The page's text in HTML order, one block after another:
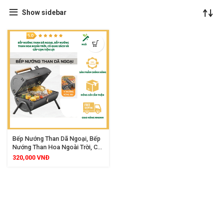
Show sidebar
Bếp Nướng Than Dã Ngoại, Bếp
Nướng Than Hoa Ngoài Trời, Có
Quai Xách Và Gấp Gọn Tiện Lợi
320,000 VNĐ